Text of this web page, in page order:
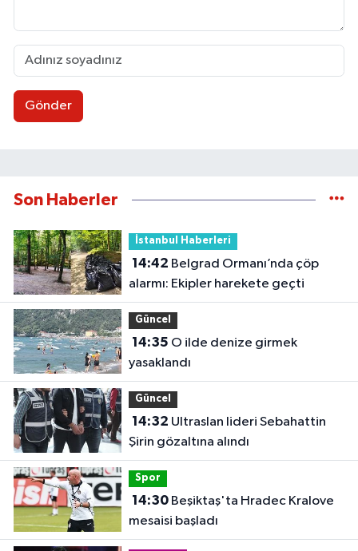
Gönder
Son Haberler
İstanbul Haberleri
14:42
alarmı: Ekipler harekete geçti
Güncel
14:35
yasaklandı
Güncel
14:32
Şirin gözaltına alındı
Spor
14:30Beşiktaş'ta Hradec Kralove
mesaisi başladı